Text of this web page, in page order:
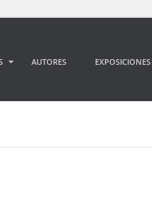
AUTORES EXPOSICIONES